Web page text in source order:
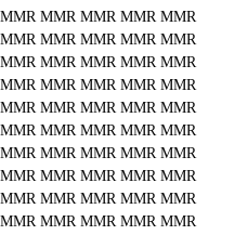
MMR MMR MMR MMR MMR
MMR MMR MMR MMR MMR
MMR MMR MMR MMR MMR
MMR MMR MMR MMR MMR
MMR MMR MMR MMR MMR
MMR MMR MMR MMR MMR
MMR MMR MMR MMR MMR
MMR MMR MMR MMR MMR
MMR MMR MMR MMR MMR
MMR MMR MMR MMR MMR